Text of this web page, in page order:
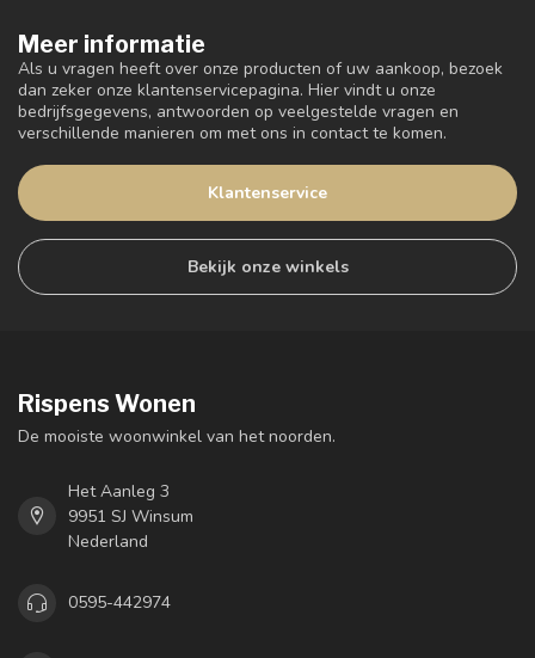
Meer informatie
Als u vragen heeft over onze producten of uw aankoop, bezoek
dan zeker onze klantenservicepagina. Hier vindt u onze
bedrijfsgegevens, antwoorden op veelgestelde vragen en
verschillende manieren om met ons in contact te komen.
Klantenservice
Bekijk onze winkels
Rispens Wonen
De mooiste woonwinkel van het noorden.
Het Aanleg 3
9951 SJ Winsum
Nederland
0595-442974